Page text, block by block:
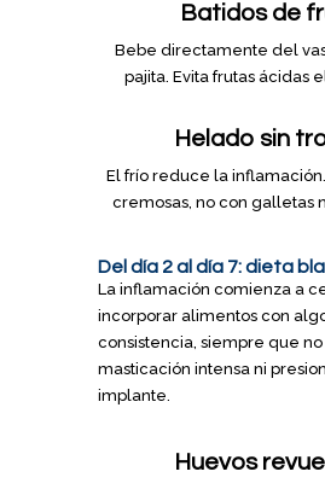
Batidos de
Bebe directamente del
pajita. Evita frutas ácidas
Helado sin
El frío reduce la
cremosas, no con galletas
Del día 2 al día 7: dieta
La inflamación comienza a
incorporar alimentos con
consistencia, siempre que
masticación intensa ni
implante.
Huevos